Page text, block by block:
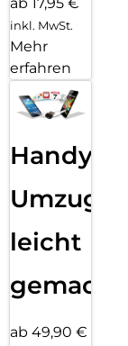
inkl. MwSt.
Mehr
erfahren
Handy
Umzug
leicht
gemacht!
ab 49,90 €